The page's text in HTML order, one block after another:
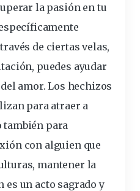
la pasión en tu
de ciertas velas,
puedes ayudar
amor. Los hechizos
para atraer a
también para
con alguien que
mantener la
es un acto sagrado y